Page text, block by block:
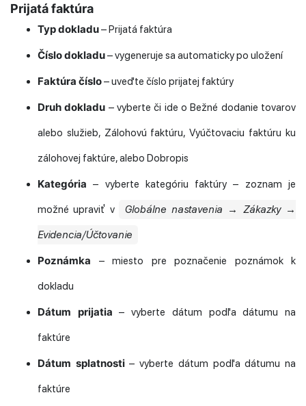
Prijatá faktúra
Typ dokladu– Prijatá faktúra
Číslo dokladu– vygeneruje sa automaticky po uložení
Faktúra číslo– uveďte číslo prijatej faktúry
Druh dokladu – vyberte či ide o Bežné dodanie tovarov
alebo služieb, Zálohovú faktúru, Vyúčtovaciu faktúru ku
zálohovej faktúre, alebo Dobropis
Kategória – vyberte kategóriu faktúry – zoznam je
možné upraviť v Globálne nastavenia → Zákazky →
Evidencia/Účtovanie
Poznámka – miesto pre poznačenie poznámok k
dokladu
Dátum prijatia – vyberte dátum podľa dátumu na
faktúre
Dátum splatnosti– vyberte dátum podľa dátumu na
faktúre